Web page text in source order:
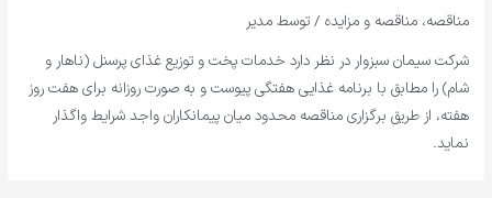
مناقصه،مناقصه و مزایده / توسطمدیر
شرکت سیمان سبزوار در نظر دارد خدمات پخت و توزیع غذای پرسنل (ناهار و
شام) را مطابق با برنامه غذایی هفتگی پیوست و به صورت روزانه برای هفت روز
هفته، از طریق برگزاری مناقصه محدود میان پیمانکاران واجد شرایط واگذار
نماید.